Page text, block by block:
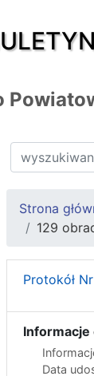
Strona
129
Protokół
Informacje
Data